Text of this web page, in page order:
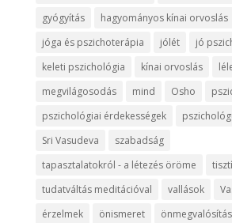
gyógyítás
hagyományos kínai orvoslás
jóga és pszichoterápia
jólét
jó
keleti pszichológia
kínai orvoslás
megvilágosodás
mind Osho
pszichológiai érdekességek
Sri Vasudeva
szabadság
tapasztalatokról - a létezés öröme
tudatváltás meditációval
vallások
érzelmek
önismeret
önmegvalósítás